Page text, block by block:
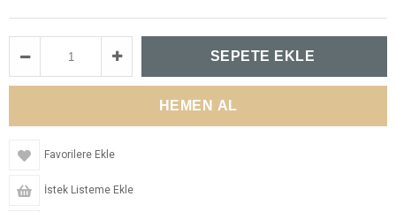
Favorilere Ekle
İstek Listeme Ekle